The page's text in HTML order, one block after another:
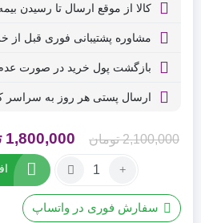
کالا از موقع ارسال تا رسیدن
مشاوره پشتیبانی فوری قبل از
بازگشت پول خرید در صورت
ارسال پستی هر روز به سراسر
2,100,000 تومان
قیمت
اصلی
بود.
1,800,000
تعداد:
ادکلن
آمواج
سفارش فوری در واتساپ